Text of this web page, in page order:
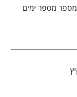
מספר ימים